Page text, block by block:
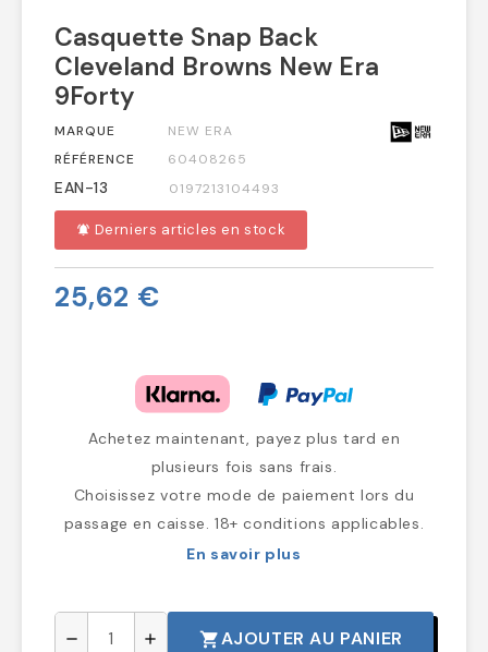
Casquette Snap Back
Cleveland Browns New Era
9Forty
MARQUE
NEW ERA
RÉFÉRENCE
60408265
EAN-13 0197213104493
notifications_active Derniers articles en stock
25,62 €
Achetez maintenant, payez plus tard en
plusieurs fois sans frais.
Choisissez votre mode de paiement lors du
passage en caisse. 18+ conditions applicables.
En savoir plus
remove add shopping_cartAJOUTER AU PANIER